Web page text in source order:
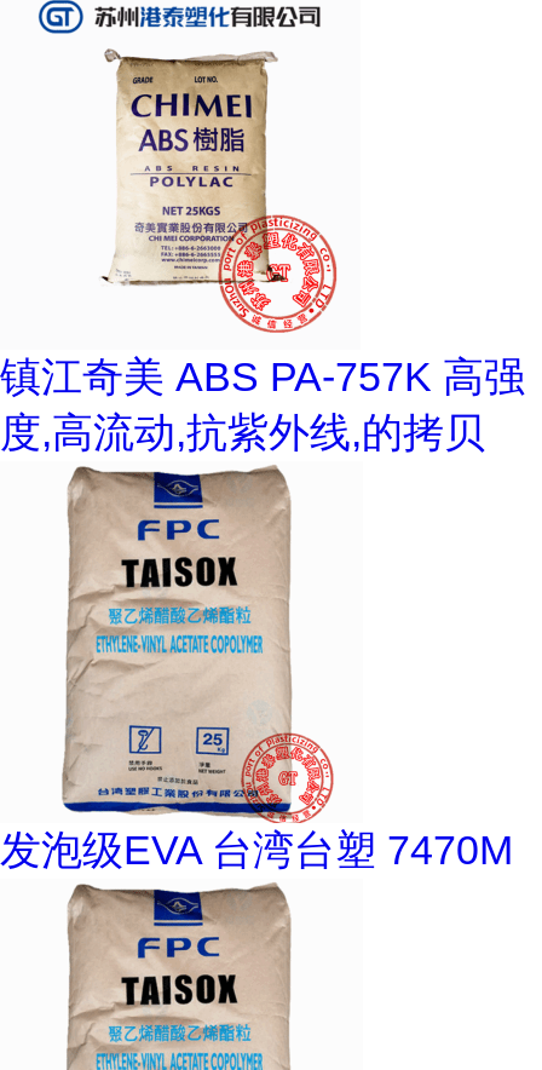
镇江奇美 ABS PA-757K 高强
度,高流动,抗紫外线,的拷贝
发泡级EVA 台湾台塑 7470M